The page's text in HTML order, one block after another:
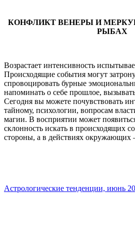
КОНФЛИКТ ВЕНЕРЫ И
РЫБАХ
Возрастает интенсивность
Происходящие события могут
спровоцировать бурные
напоминать о себе прошлое,
Сегодня вы можете почувствовать
тайному, психологии, вопросам
магии. В восприятии может
склонность искать в происходящих
стороны, а в действиях окружающих
Астрологические тенденции, июнь